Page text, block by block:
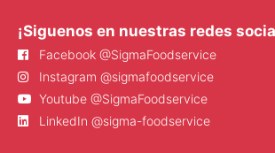
¡Siguenos en nuestras redes
Facebook @SigmaFoodservice
Instagram @sigmafoodservice
Youtube @SigmaFoodservice
LinkedIn @sigma-foodservice